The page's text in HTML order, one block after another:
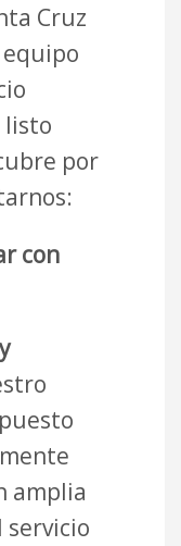
Cruz
listo
por
con
amplia
servicio